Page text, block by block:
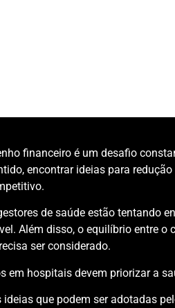
financeiro é um desafio
encontrar ideias para
de saúde estão tentando
Além disso, o equilíbrio entre o
ser considerado.
em hospitais devem priorizar a
que podem ser adotadas